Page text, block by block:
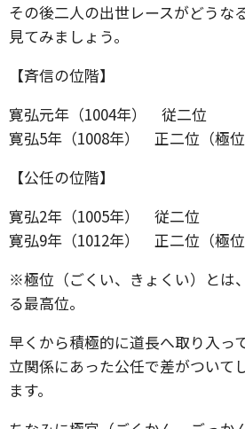
その後二人の出世レースがどうな
見てみましょう。
【斉信の位階】
寛弘元年（1004年） 従二位
寛弘5年（1008年） 正二位（極位
【公任の位階】
寛弘2年（1005年） 従二位
寛弘9年（1012年） 正二位（極位
※極位（ごくい、きょくい）とは
る最高位。
早くから積極的に道長へ取り入っ
立関係にあった公任で差がついて
ます。